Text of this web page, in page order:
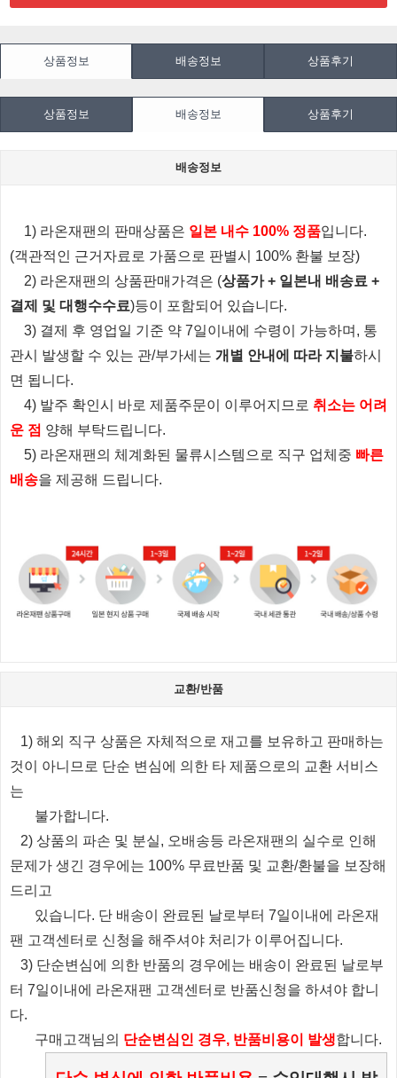
상품정보 배송정보 상품후기
상품정보 배송정보 상품후기
배송정보
1) 라온재팬의 판매상품은 일본 내수 100% 정품입니다.
(객관적인 근거자료로 가품으로 판별시 100% 환불 보장)
2) 라온재팬의 상품판매가격은 (상품가 + 일본내 배송료 +
결제 및 대행수수료)등이 포함되어 있습니다.
3) 결제 후 영업일 기준 약 7일이내에 수령이 가능하며, 통
관시 발생할 수 있는 관/부가세는 개별 안내에 따라 지불하시
면 됩니다.
4) 발주 확인시 바로 제품주문이 이루어지므로 취소는 어려
운 점 양해 부탁드립니다.
5) 라온재팬의 체계화된 물류시스템으로 직구 업체중 빠른
배송을 제공해 드립니다.
교환/반품
1) 해외 직구 상품은 자체적으로 재고를 보유하고 판매하는
것이 아니므로 단순 변심에 의한 타 제품으로의 교환 서비스
는
불가합니다.
2) 상품의 파손 및 분실, 오배송등 라온재팬의 실수로 인해
문제가 생긴 경우에는 100% 무료반품 및 교환/환불을 보장해
드리고
있습니다. 단 배송이 완료된 날로부터 7일이내에 라온재
팬 고객센터로 신청을 해주셔야 처리가 이루어집니다.
3) 단순변심에 의한 반품의 경우에는 배송이 완료된 날로부
터 7일이내에 라온재팬 고객센터로 반품신청을 하셔야 합니
다.
​ 구매고객님의 단순변심인 경우, 반품비용이 발생합니다.